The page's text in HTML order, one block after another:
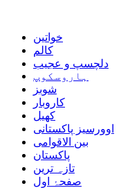
خواتین
کالم
دلچسپ و عجیب
ہاروسکوپ
شوبز
کاروبار
کھیل
اوورسیز پاکستانی
بین الاقوامی
پاکستان
تازہ ترین
صفحۂ اول